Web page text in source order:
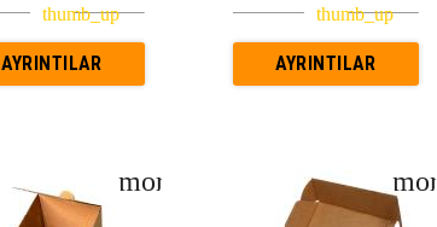
AYRINTILAR AYRINTILAR